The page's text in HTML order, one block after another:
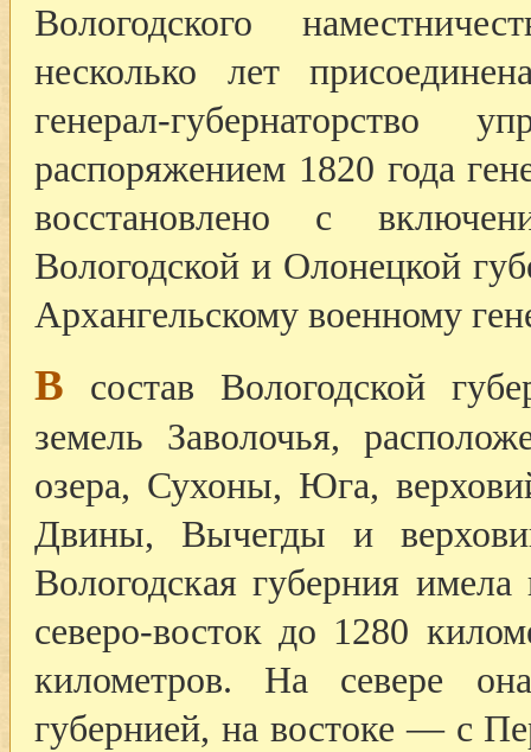
Вологодского
несколько лет
генерал-губернаторство
распоряжением 1820 года
восстановлено с
Вологодской и Олонецкой
Архангельскому военному
В состав Вологодской
земель Заволочья,
озера, Сухоны, Юга,
Двины, Вычегды и
Вологодская губерния
северо-восток до 1280
километров. На севере
губернией, на востоке — с